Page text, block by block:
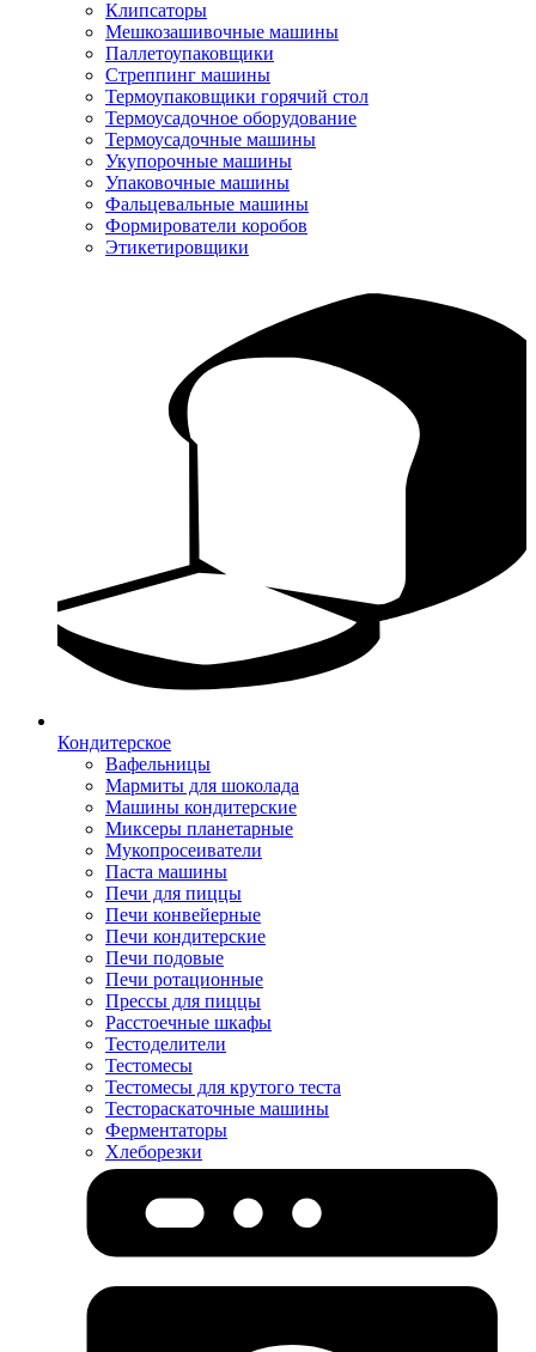
Клипсаторы
Мешкозашивочные машины
Паллетоупаковщики
Стреппинг машины
Термоупаковщики горячий стол
Термоусадочное оборудование
Термоусадочные машины
Укупорочные машины
Упаковочные машины
Фальцевальные машины
Формирователи коробов
Этикетировщики
Кондитерское
Вафельницы
Мармиты для шоколада
Машины кондитерские
Миксеры планетарные
Мукопросеиватели
Паста машины
Печи для пиццы
Печи конвейерные
Печи кондитерские
Печи подовые
Печи ротационные
Прессы для пиццы
Расстоечные шкафы
Тестоделители
Тестомесы
Тестомесы для крутого теста
Тестораскаточные машины
Ферментаторы
Хлеборезки